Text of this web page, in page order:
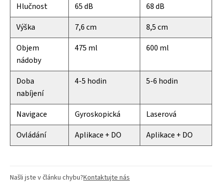
Hlučnost
65 dB
68 dB
Výška
7,6 cm
8,5 cm
Objem
nádoby
475 ml 600 ml
Doba
nabíjení
4-5 hodin 5-6 hodin
Navigace Gyroskopická
Laserová
Ovládání
Aplikace + DO Aplikace + DO
Našli jste v článku chybu?Kontaktujte nás